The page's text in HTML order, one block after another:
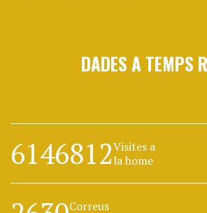
DADES A TEMPS
6146812Visites a
la home
Correus